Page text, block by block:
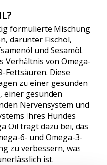
formulierte Mischung
darunter Fischöl,
und Sesamöl.
Verhältnis von Omega-
Fettsäuren. Diese
zu einer gesunden
einer gesunden
Nervensystem und
Ihres Hundes
Oil trägt dazu bei, das
6- und Omega-3-
zu verbessern, was
ist.